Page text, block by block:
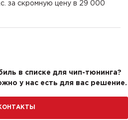
за скромную цену в 29 000
в списке для чип-тюнинга?
у нас есть для вас решение.